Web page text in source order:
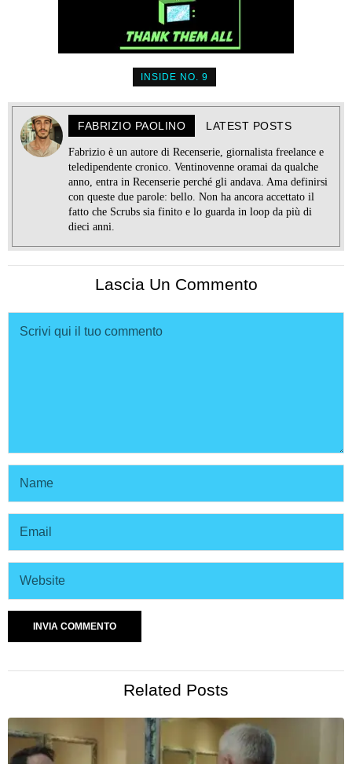
INSIDE NO. 9
FABRIZIO PAOLINO LATEST POSTS
Fabrizio è un autore di Recenserie, giornalista freelance e
teledipendente cronico. Ventinovenne oramai da qualche
anno, entra in Recenserie perché gli andava. Ama definirsi
con queste due parole: bello. Non ha ancora accettato il
fatto che Scrubs sia finito e lo guarda in loop da più di
dieci anni.
Lascia Un Commento
Related Posts